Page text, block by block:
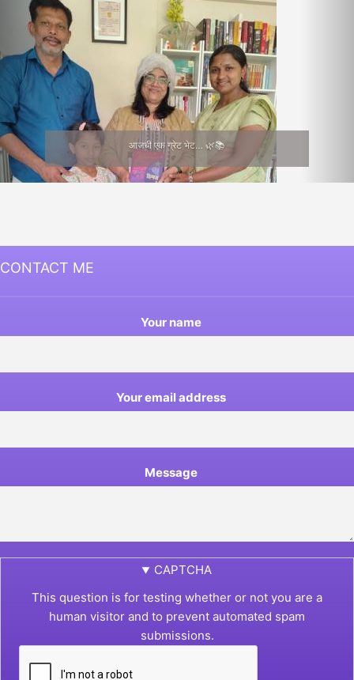
आजची एक ग्रेट भेट… 🌿📚
CONTACT ME
Your name
Your email address
Message
CAPTCHA
This question is for testing whether or not you are a
human visitor and to prevent automated spam
submissions.